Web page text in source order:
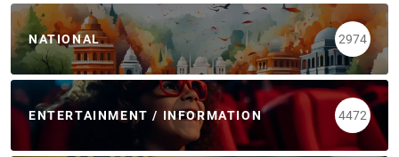
NATIONAL 2974
ENTERTAINMENT / INFORMATION 4472